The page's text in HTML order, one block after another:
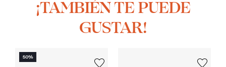
¡TAMBIÉN TE PUEDE
GUSTAR!